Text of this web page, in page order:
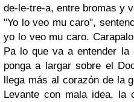
de-le-tre-a, entre bromas y
"Yo lo veo mu caro",
yo lo veo mu caro.
Pa lo que va a entender la
ponga a largar sobre el
llega más al corazón de la
Levante con mala idea, la